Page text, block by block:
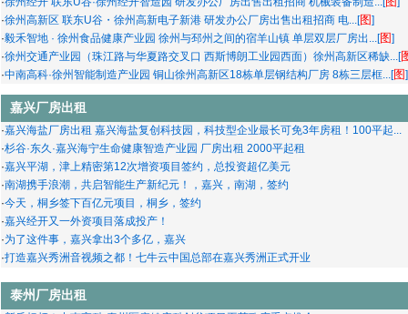
·徐州高新区 联东U谷・徐州高新电子新港 研发办公厂房出售出租招商 电...[图]
·毅禾智地 · 徐州食品健康产业园 徐州与邳州之间的宿羊山镇 单层双层厂房出...[图]
·徐州交通产业园（珠江路与华夏路交叉口 西斯博朗工业园西面）徐州高新区稀缺...[
·中南高科·徐州智能制造产业园 铜山徐州高新区18栋单层钢结构厂房 8栋三层框...[图]
嘉兴厂房出租
·嘉兴海盐厂房出租 嘉兴海盐复创科技园，科技型企业最长可免3年房租！100平起...
·杉谷·东久·嘉兴海宁生命健康智造产业园 厂房出租 2000平起租
·嘉兴平湖，津上精密第12次增资项目签约，总投资超亿美元
·南湖携手浪潮，共启智能生产新纪元！，嘉兴，南湖，签约
·今天，桐乡签下百亿元项目，桐乡，签约
·嘉兴经开又一外资项目落成投产！
·为了这件事，嘉兴拿出3个多亿，嘉兴
·打造嘉兴秀洲音视频之都！七牛云中国总部在嘉兴秀洲正式开业
泰州厂房出租